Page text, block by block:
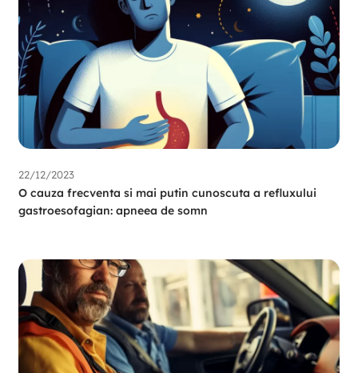
22/12/2023
O cauza frecventa si mai putin cunoscuta a refluxului
gastroesofagian: apneea de somn